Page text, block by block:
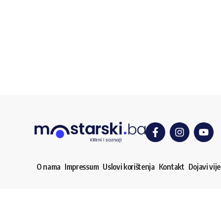
O nama Impressum Uslovi korištenja Kontakt Dojavi